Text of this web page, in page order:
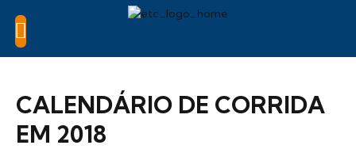
CALENDÁRIO DE CORRIDA
EM 2018